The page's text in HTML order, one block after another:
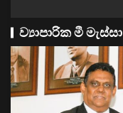
ව්‍යාපාරික මී මැස්සා